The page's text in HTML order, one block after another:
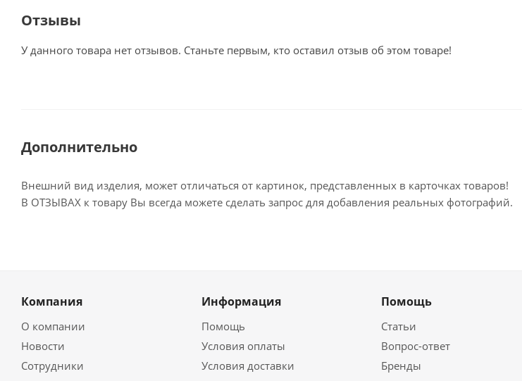
Отзывы
У данного товара нет отзывов. Станьте первым, кто оставил отзыв об этом товаре!
Дополнительно
Внешний вид изделия, может отличаться от картинок, представленных в карточках товаров!
В ОТЗЫВАХ к товару Вы всегда можете сделать запрос для добавления реальных фотографий.
Компания
О компании
Новости
Сотрудники
Информация
Помощь
Условия оплаты
Условия доставки
Помощь
Статьи
Вопрос-ответ
Бренды